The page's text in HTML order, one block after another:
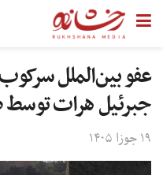
عفو بین‌الملل
جبرئیل هرات توسط
۱۹ جوزا ۱۴۰۵